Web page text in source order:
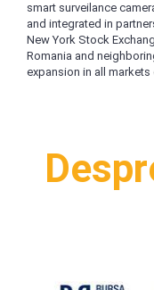
smart surveilance
and integrated in
New York Stock
Romania and
expansion in all markets